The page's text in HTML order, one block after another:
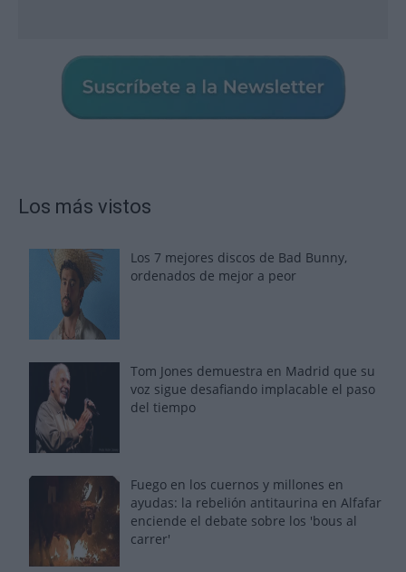
Los más vistos
Los 7 mejores discos de Bad Bunny,
ordenados de mejor a peor
Tom Jones demuestra en Madrid que su
voz sigue desafiando implacable el paso
del tiempo
Fuego en los cuernos y millones en
ayudas: la rebelión antitaurina en Alfafar
enciende el debate sobre los 'bous al
carrer'